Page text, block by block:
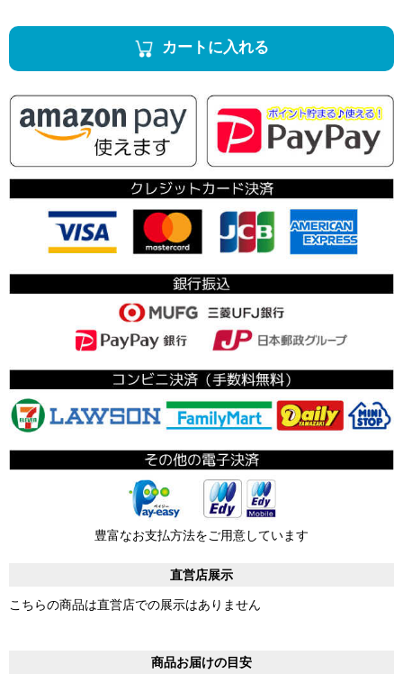
カートに入れる
豊富なお支払方法をご用意しています
直営店展示
こちらの商品は直営店での展示はありません
商品お届けの目安